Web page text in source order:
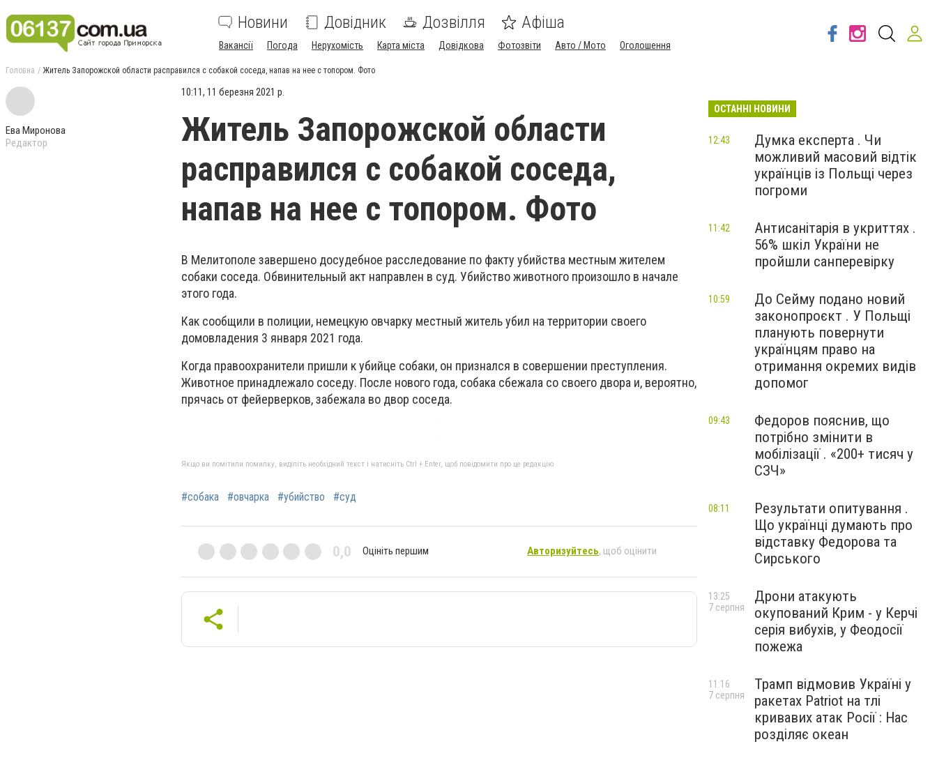
Новини Довідник Дозвілля Афіша
Вакансії Погода Нерухомість Карта міста Довідкова Фотозвіти Авто / Мото Оголошення
Головна Житель Запорожской области расправился с собакой соседа, напав на нее с топором. Фото
Ева Миронова
Редактор
10:11, 11 березня 2021 р.
Житель Запорожской области
расправился с собакой соседа,
напав на нее с топором. Фото
В Мелитополе завершено досудебное расследование по факту убийства местным жителем
собаки соседа. Обвинительный акт направлен в суд. Убийство животного произошло в начале
этого года.
Как сообщили в полиции, немецкую овчарку местный житель убил на территории своего
домовладения 3 января 2021 года.
Когда правоохранители пришли к убийце собаки, он признался в совершении преступления.
Животное принадлежало соседу. После нового года, собака сбежала со своего двора и, вероятно,
прячась от фейерверков, забежала во двор соседа.
Якщо ви помітили помилку, виділіть необхідний текст і натисніть Ctrl + Enter, щоб повідомити про це редакцію
#собака #овчарка #убийство #суд
0,0 Оцініть першим Авторизуйтесь, щоб оцінити
ОСТАННІ НОВИНИ
Думка експерта . Чи
можливий масовий відтік
українців із Польщі через
погроми
12:43
Антисанітарія в укриттях .
56% шкіл України не
пройшли санперевірку
11:42
До Сейму подано новий
законопроєкт . У Польщі
планують повернути
українцям право на
отримання окремих видів
допомог
10:59
Федоров пояснив, що
потрібно змінити в
мобілізації . «200+ тисяч у
СЗЧ»
09:43
Результати опитування .
Що українці думають про
відставку Федорова та
Сирського
08:11
Дрони атакують
окупований Крим - у Керчі
серія вибухів, у Феодосії
пожежа
13:25
7 серпня
Трамп відмовив Україні у
ракетах Patriot на тлі
кривавих атак Росії : Нас
розділяє океан
11:16
7 серпня